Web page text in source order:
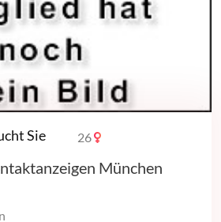
Sie 26
München